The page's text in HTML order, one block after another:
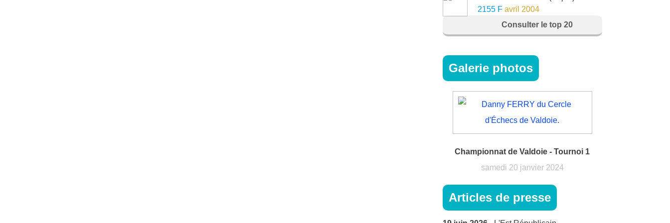
2155 F avril 2004
Consulter le top 20
Galerie photos
Championnat de Valdoie - Tournoi 1
samedi 20 janvier 2024
Articles de presse